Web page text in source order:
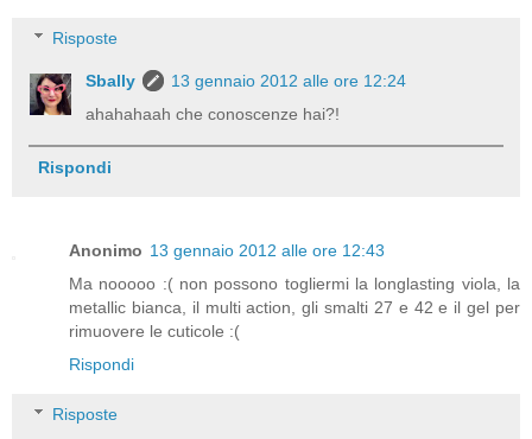
Risposte
Sbally
13 gennaio 2012 alle ore 12:24
ahahahaah che conoscenze hai?!
Rispondi
Anonimo 13 gennaio 2012 alle ore 12:43
Ma nooooo :( non possono togliermi la longlasting viola, la
metallic bianca, il multi action, gli smalti 27 e 42 e il gel per
rimuovere le cuticole :(
Rispondi
Risposte